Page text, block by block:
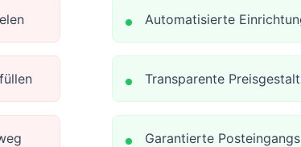
Automatisierte
Transparente
Garantierte